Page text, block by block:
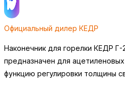
Официальный дилер КЕДР
Наконечник для горелки КЕДР
предназначен для
функцию регулировки толщины